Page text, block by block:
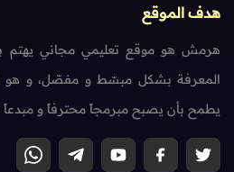
هدف الموقع
هرمش هو موقع تعليمي مجاني يهتم
المعرفة بشكل مبسّط و مفصّل، و هو
يطمح بأن يصبح مبرمجاً محترفاً و مبدعاً